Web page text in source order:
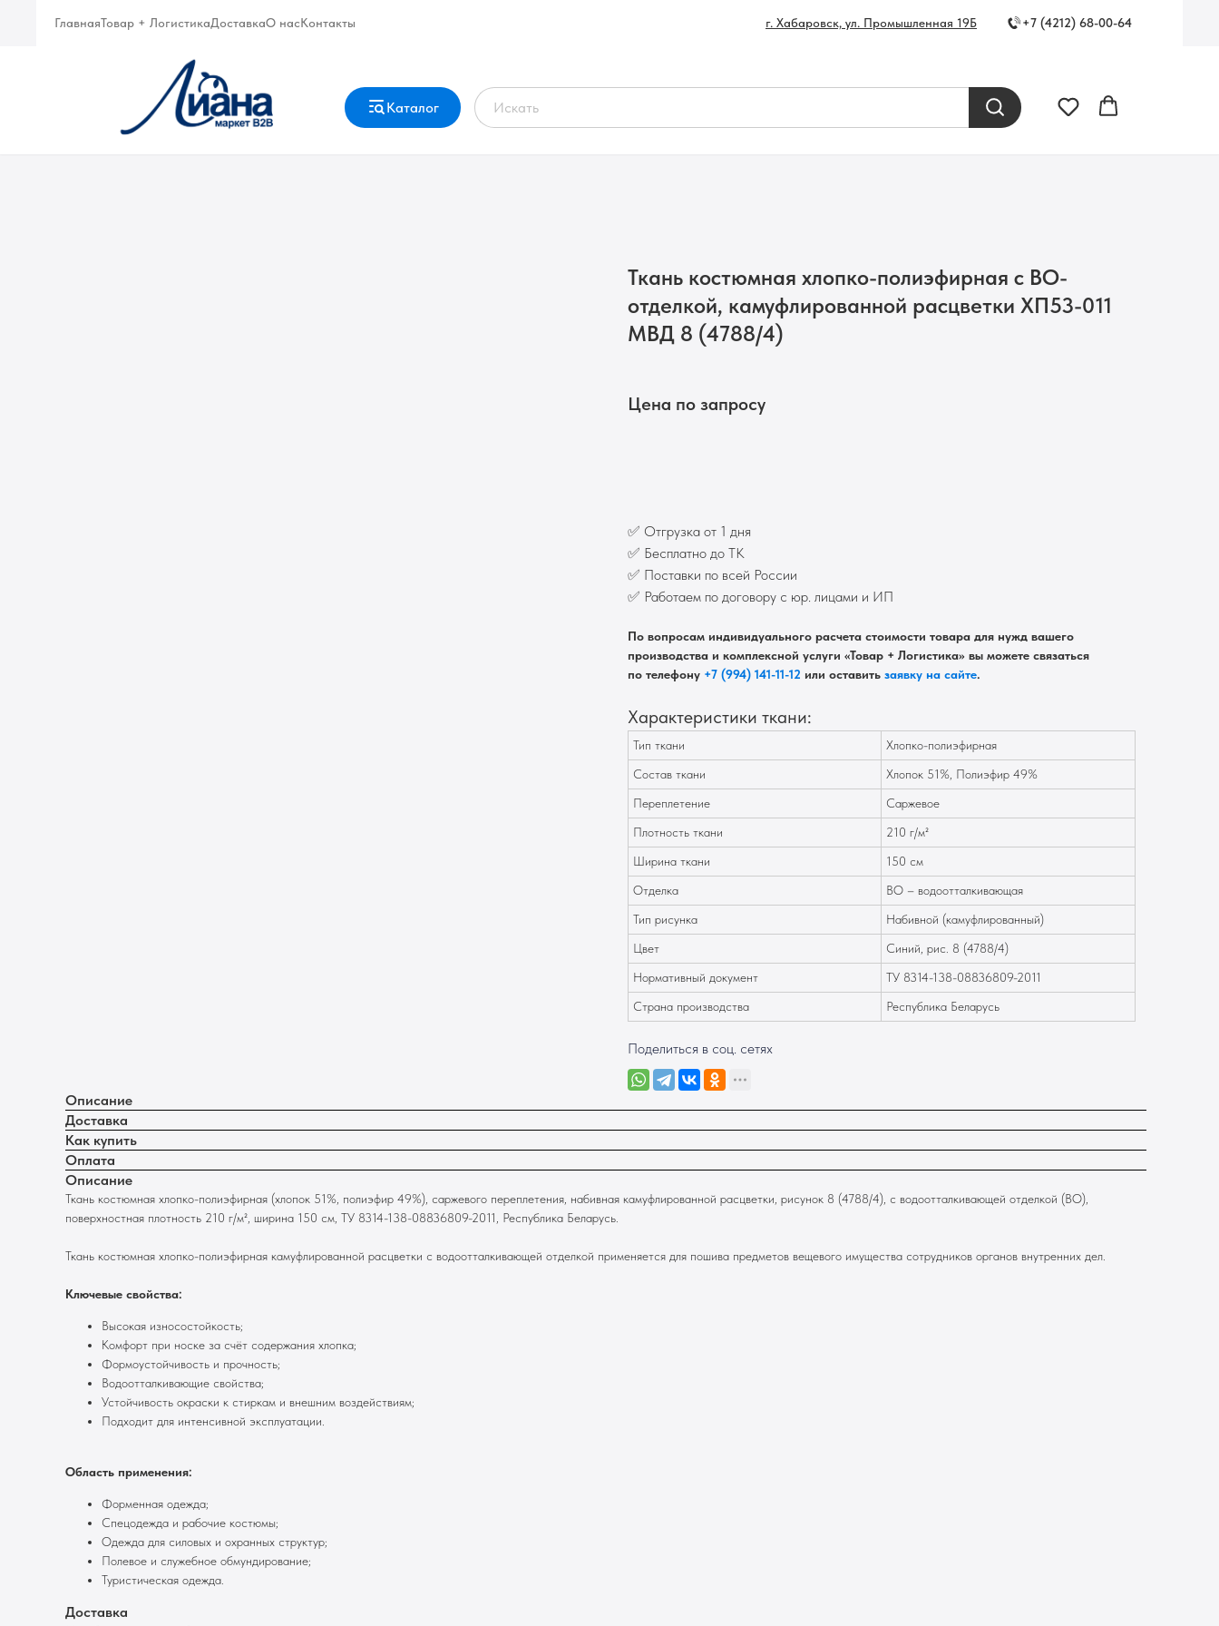
ГлавнаяТовар + ЛогистикаДоставкаО насКонтакты г. Хабаровск, ул. Промышленная 19Б +7 (4212) 68-00-64
Каталог
Ткань костюмная хлопко-полиэфирная с ВО-
отделкой, камуфлированной расцветки ХП53-011
МВД 8 (4788/4)
Цена по запросу
✅ Отгрузка от 1 дня
✅ Бесплатно до ТК
✅ Поставки по всей России
✅ Работаем по договору с юр. лицами и ИП
По вопросам индивидуального расчета стоимости товара для нужд вашего
производства и комплексной услуги «Товар + Логистика» вы можете связаться
по телефону +7 (994) 141-11-12 или оставить заявку на сайте.
Характеристики ткани:
Тип ткани
Хлопко-полиэфирная
Состав ткани
Хлопок 51%, Полиэфир 49%
Переплетение
Саржевое
Плотность ткани
210 г/м²
Ширина ткани
150 см
Отделка
ВО – водоотталкивающая
Тип рисунка
Набивной (камуфлированный)
Цвет
Синий, рис. 8 (4788/4)
Нормативный документ
ТУ 8314-138-08836809-2011
Страна производства
Республика Беларусь
Поделиться в соц. сетях
Описание
Доставка
Как купить
Оплата
Описание
Ткань костюмная хлопко-полиэфирная (хлопок 51%, полиэфир 49%), саржевого переплетения, набивная камуфлированной расцветки, рисунок 8 (4788/4), с водоотталкивающей отделкой (ВО),
поверхностная плотность 210 г/м², ширина 150 см, ТУ 8314-138-08836809-2011, Республика Беларусь.
Ткань костюмная хлопко-полиэфирная камуфлированной расцветки с водоотталкивающей отделкой применяется для пошива предметов вещевого имущества сотрудников органов внутренних дел.
Ключевые свойства:
Высокая износостойкость;
Комфорт при носке за счёт содержания хлопка;
Формоустойчивость и прочность;
Водоотталкивающие свойства;
Устойчивость окраски к стиркам и внешним воздействиям;
Подходит для интенсивной эксплуатации.
Область применения:
Форменная одежда;
Спецодежда и рабочие костюмы;
Одежда для силовых и охранных структур;
Полевое и служебное обмундирование;
Туристическая одежда.
Доставка